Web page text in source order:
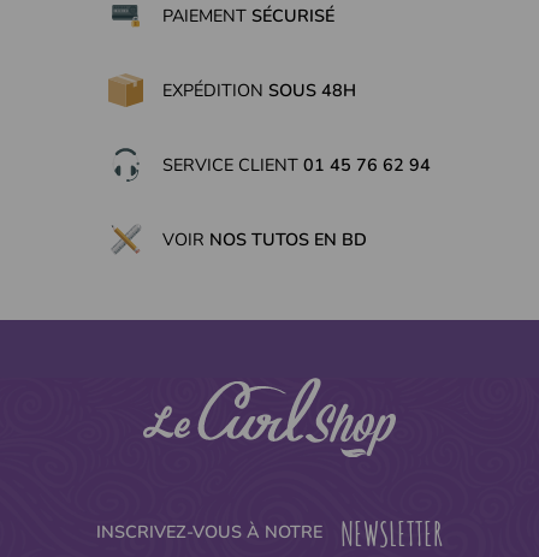
PAIEMENT SÉCURISÉ
EXPÉDITION SOUS 48H
SERVICE CLIENT 01 45 76 62 94
VOIR NOS TUTOS EN BD
INSCRIVEZ-VOUS À NOTRE NEWSLETTER